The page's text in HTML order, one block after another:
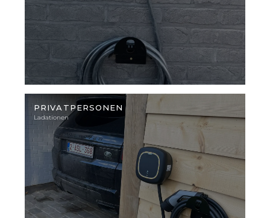
Illustratives
Foto
PRIVATPERSONEN
Ladationen